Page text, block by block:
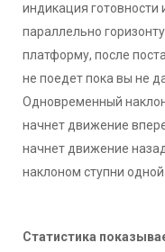
индикация готовности
параллельно
платформу, после
не поедет пока вы не
Одновременный
начнет движение
начнет движение
наклоном ступни одной
Статистика